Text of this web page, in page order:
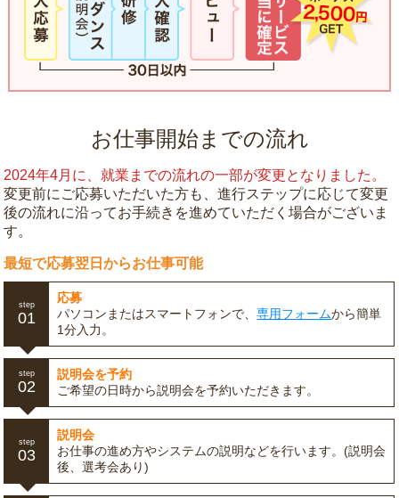
お仕事開始までの流れ
2024年4月に、就業までの流れの一部が変更となりました。
変更前にご応募いただいた方も、進行ステップに応じて変更
後の流れに沿ってお手続きを進めていただく場合がございま
す。
最短で応募翌日からお仕事可能
step
01
応募
パソコンまたはスマートフォンで、専用フォームから簡単
1分入力。
step
02
説明会を予約
ご希望の日時から説明会を予約いただきます。
step
03
説明会
お仕事の進め方やシステムの説明などを行います。(説明会
後、選考会あり)